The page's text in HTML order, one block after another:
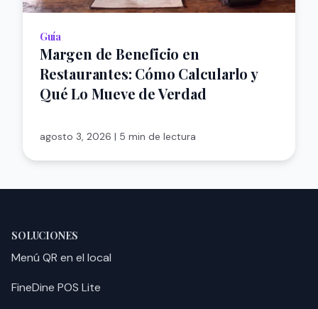
Guía
Margen de Beneficio en
Restaurantes: Cómo Calcularlo y
Qué Lo Mueve de Verdad
agosto 3, 2026 | 5 min de lectura
SOLUCIONES
Menú QR en el local
FineDine POS Lite